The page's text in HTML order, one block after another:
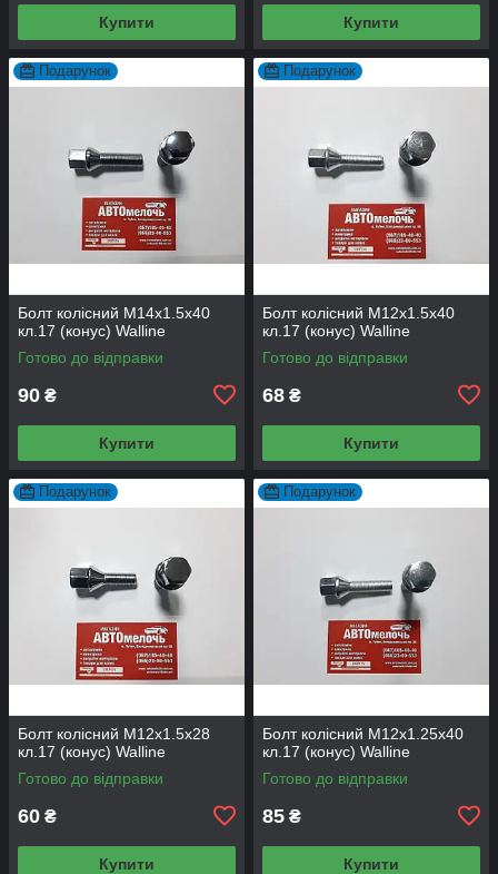
Купити Купити
Подарунок
Болт колісний М14х1.5х40
кл.17 (конус) Walline
Готово до відправки
90 ₴
Купити
Подарунок
Болт колісний М12х1.5х40
кл.17 (конус) Walline
Готово до відправки
68 ₴
Купити
Подарунок
Болт колісний М12х1.5х28
кл.17 (конус) Walline
Готово до відправки
60 ₴
Купити
Подарунок
Болт колісний М12х1.25х40
кл.17 (конус) Walline
Готово до відправки
85 ₴
Купити